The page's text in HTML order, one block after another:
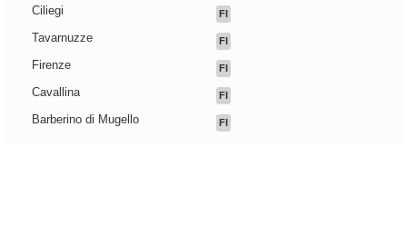
Ciliegi FI
Tavarnuzze FI
Firenze FI
Cavallina FI
Barberino di Mugello FI